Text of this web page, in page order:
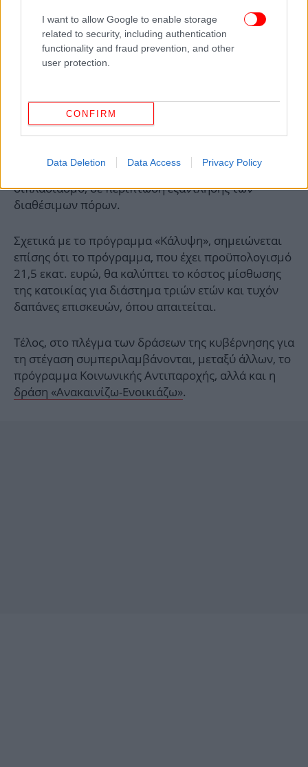
I want to allow Google to enable storage
related to security, including authentication
functionality and fraud prevention, and other
user protection.
CONFIRM
Data Deletion Data Access Privacy Policy
ποσοστό της εμπορικής αξίας του ακινήτου (90%)
σε σχέση με τα στεγαστικά δάνεια των τραπεζών,
που καλύπτουν συνήθως έως το 80%. Συνεπώς, η
ιδιωτική συμμετοχή που πρέπει να συνεισφέρουν
αντί για 20%, που προβλέπεται στις συμβάσεις των
τραπεζικών στεγαστικών δανείων.
Ο συνολικός προϋπολογισμός του προγράμματος
είναι 500 εκατ. ευρώ, με πρόβλεψη για
διπλασιασμό, σε περίπτωση εξάντλησης των
διαθέσιμων πόρων.
Σχετικά με το πρόγραμμα «Κάλυψη», σημειώνεται
επίσης ότι το πρόγραμμα, που έχει προϋπολογισμό
21,5 εκατ. ευρώ, θα καλύπτει το κόστος μίσθωσης
της κατοικίας για διάστημα τριών ετών και τυχόν
δαπάνες επισκευών, όπου απαιτείται.
Τέλος, στο πλέγμα των δράσεων της κυβέρνησης για
τη στέγαση συμπεριλαμβάνονται, μεταξύ άλλων, το
πρόγραμμα Κοινωνικής Αντιπαροχής, αλλά και η
δράση «Ανακαινίζω-Ενοικιάζω».